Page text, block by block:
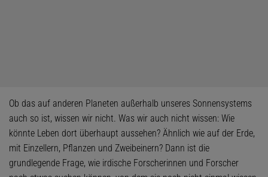
Ob das auf anderen Planeten außerhalb unseres Sonnensystems
auch so ist, wissen wir nicht. Was wir auch nicht wissen: Wie
könnte Leben dort überhaupt aussehen? Ähnlich wie auf der Erde,
mit Einzellern, Pflanzen und Zweibeinern? Dann ist die
grundlegende Frage, wie irdische Forscherinnen und Forscher